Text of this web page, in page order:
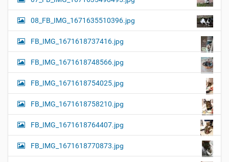
08_FB_IMG_1671635510396.jpg
FB_IMG_1671618737416.jpg
FB_IMG_1671618748566.jpg
FB_IMG_1671618754025.jpg
FB_IMG_1671618758210.jpg
FB_IMG_1671618764407.jpg
FB_IMG_1671618770873.jpg